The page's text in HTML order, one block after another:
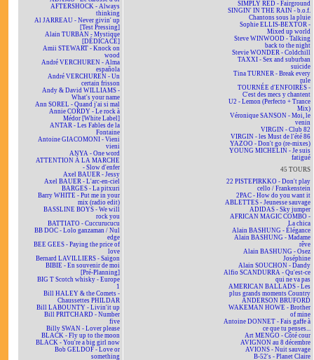
AFTERSHOCK - Always
thinking
Al JARREAU - Never givin' up
[Test Pressing]
Alain TURBAN - Mystique
[DÉDICACÉ]
Amii STEWART - Knock on
wood
André VERCHUREN - Alma
española
André VERCHUREN - Un
certain frisson
Andy & David WILLIAMS -
What's your name
Ann SOREL - Quand j'ai si mal
Annie CORDY - Le rock à
Médor [White Label]
ANTAR - Les Fables de la
Fontaine
Antoine GIACOMONI - Vieni
vieni
ANYA - One word
ATTENTION À LA MARCHE
- Slow d'enfer
Axel BAUER - Jessy
Axel BAUER - L'arc-en-ciel
BARGES - La pitxuri
Barry WHITE - Put me in your
mix (radio edit)
BASSLINE BOYS - We will
rock you
BATTIATO - Cuccurucucu
BB DOC - Lolo ganzaman / Nul
edge
BEE GEES - Paying the price of
love
Bernard LAVILLIERS - Saïgon
BIBIE - En souvenir de moi
[Pré-Planning]
BIG T Scotch whisky - Europe
1
Bill HALEY & the Comets -
Chaussettes PHILDAR
Bill LABOUNTY - Livin'it up
Bill PRITCHARD - Number
five
Billy SWAN - Lover please
BLACK - Fly up to the moon
BLACK - You're a big girl now
Bob GELDOF - Love or
something
SIMPLY RED - Fairground
SINGIN' IN THE RAIN - b.o.f.
Chantons sous la pluie
Sophie ELLIS-BEXTOR -
Mixed up world
Steve WINWOOD - Talking
back to the night
Stevie WONDER - Coldchill
TAXXI - Sex and suburban
suicide
Tina TURNER - Break every
rule
TOURNÉE d'ENFOIRÉS -
C'est des mecs y chantent
U2 - Lemon (Perfecto + Trance
Mix)
Véronique SANSON - Moi, le
venin
VIRGIN - Club 82
VIRGIN - les Must de l'été 86
YAZOO - Don't go (re-mixes)
YOUNG MICHELIN - Je suis
fatigué
45 TOURS
22 PISTEPIRKKO - Don't play
cello / Frankenstein
2PAC - How do you want it
ABLETTES - Jeunesse sauvage
ADIDAS - Sky jumper
AFRICAN MAGIC COMBO -
La chica
Alain BASHUNG - Élégance
Alain BASHUNG - Madame
rêve
Alain BASHUNG - Osez
Joséphine
Alain SOUCHON - Dandy
Alfio SCANDURRA - Qu'est-ce
qui ne va pas
AMERICAN BALLADS - Les
plus grands moments Country
ANDERSON BRUFORD
WAKEMAN HOWE - Brother
of mine
Antoine DONNET - Fais gaffe à
ce que tu penses...
Art MENGO - Côté cour
AVIGNON au 8 décembre
AVIONS - Nuit sauvage
B-52's - Planet Claire